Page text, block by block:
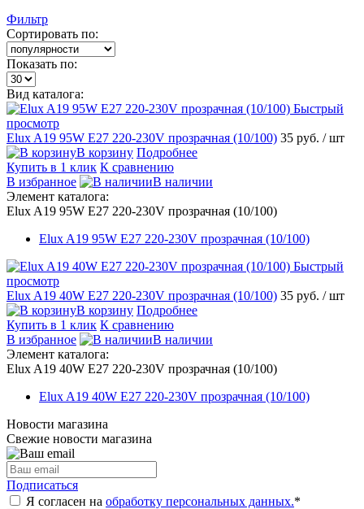
Фильтр
Сортировать по:
Показать по:
Вид каталога:
Быстрый
просмотр
Elux A19 95W E27 220-230V прозрачная (10/100) 35 руб. / шт
В корзину Подробнее
Купить в 1 клик К сравнению
В избранное
В наличии
Элемент каталога:
Elux A19 95W E27 220-230V прозрачная (10/100)
Elux A19 95W E27 220-230V прозрачная (10/100)
Быстрый
просмотр
Elux A19 40W E27 220-230V прозрачная (10/100) 35 руб. / шт
В корзину Подробнее
Купить в 1 клик К сравнению
В избранное
В наличии
Элемент каталога:
Elux A19 40W E27 220-230V прозрачная (10/100)
Elux A19 40W E27 220-230V прозрачная (10/100)
Новости магазина
Свежие новости магазина
Подписаться
Я согласен на обработку персональных данных.*